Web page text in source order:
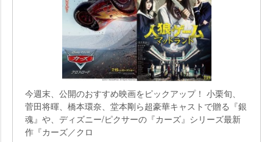
今週末、公開のおすすめ映画をピックアップ！ 小栗旬、
菅田将暉、橋本環奈、堂本剛ら超豪華キャストで贈る『銀
魂』や、ディズニー/ピクサーの『カーズ』シリーズ最新
作『カーズ／クロ